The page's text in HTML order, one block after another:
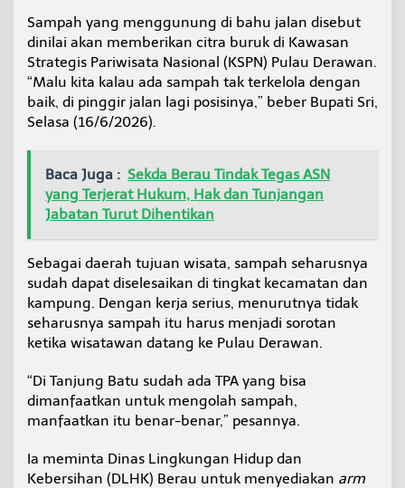
a
l
u
M
e
u
T
a
n
j
n
g
B
a
u
Sampah yang menggunung di bahu jalan disebut
dinilai akan memberikan citra buruk di Kawasan
Strategis Pariwisata Nasional (KSPN) Pulau Derawan.
“Malu kita kalau ada sampah tak terkelola dengan
baik, di pinggir jalan lagi posisinya,” beber Bupati Sri,
Selasa (16/6/2026).
Baca Juga : Sekda Berau Tindak Tegas ASN
yang Terjerat Hukum, Hak dan Tunjangan
Jabatan Turut Dihentikan
Sebagai daerah tujuan wisata, sampah seharusnya
sudah dapat diselesaikan di tingkat kecamatan dan
kampung. Dengan kerja serius, menurutnya tidak
seharusnya sampah itu harus menjadi sorotan
ketika wisatawan datang ke Pulau Derawan.
“Di Tanjung Batu sudah ada TPA yang bisa
dimanfaatkan untuk mengolah sampah,
manfaatkan itu benar-benar,” pesannya.
Ia meminta Dinas Lingkungan Hidup dan
Kebersihan (DLHK) Berau untuk menyediakan arm